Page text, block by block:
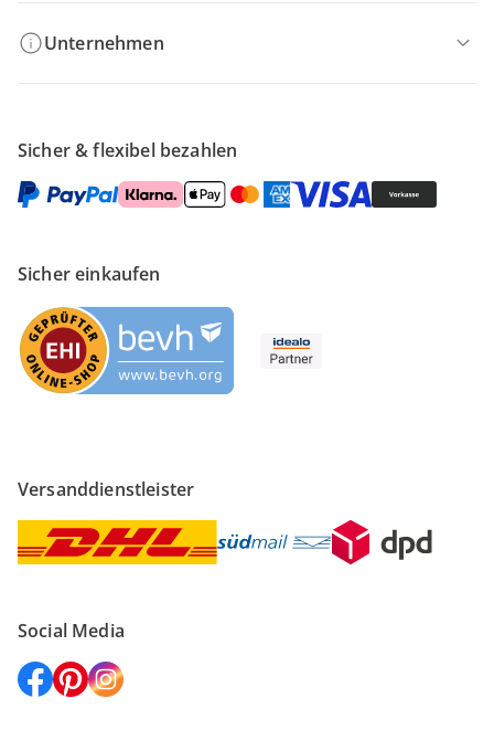
Unternehmen
Sicher & flexibel bezahlen
Sicher einkaufen
Versanddienstleister
Social Media